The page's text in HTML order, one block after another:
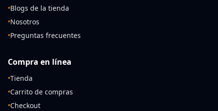
•Blogs de la tienda
•Nosotros
•Preguntas frecuentes
Compra en línea
•Tienda
•Carrito de compras
•Checkout